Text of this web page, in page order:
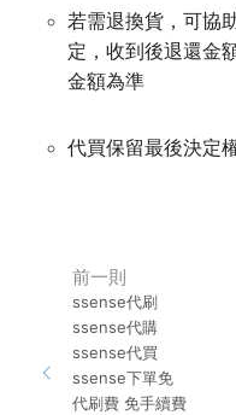
若需退換貨，可協
定，收到後退還金
金額為準
代買保留最後決定
前一則
ssense代刷
ssense代購
ssense代買
ssense下單免
代刷費 免手續費